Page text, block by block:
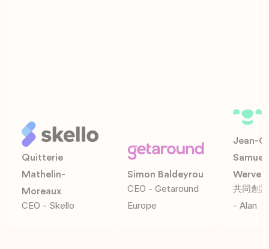
Quitterie
Mathelin-
Moreaux
CEO - Skello
Simon Baldeyrou
CEO - Getaround
Europe
Jean-
Werve
共同創
- Alan